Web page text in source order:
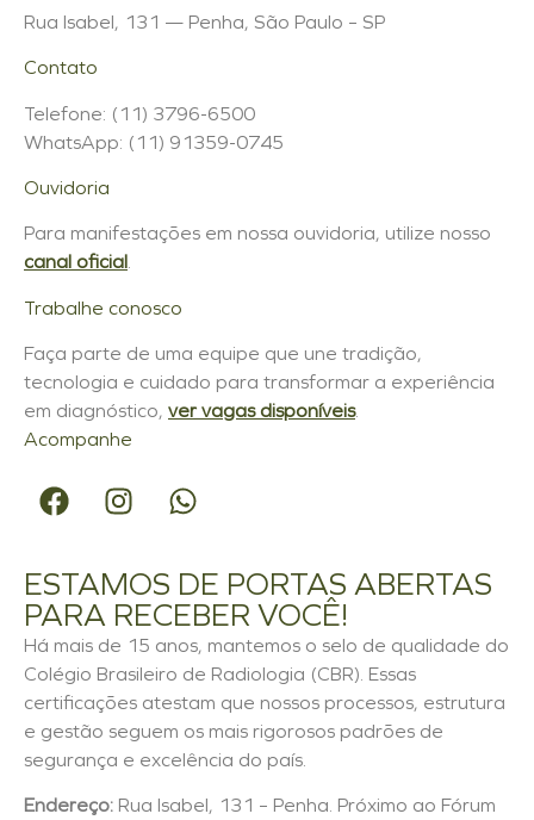
Rua Isabel, 131 — Penha, São Paulo – SP
Contato
Telefone: (11) 3796-6500
WhatsApp: (11) 91359-0745
Ouvidoria
Para manifestações em nossa ouvidoria, utilize nosso
canal oficial.
Trabalhe conosco
Faça parte de uma equipe que une tradição,
tecnologia e cuidado para transformar a experiência
em diagnóstico, ver vagas disponíveis.
Acompanhe
ESTAMOS DE PORTAS ABERTAS
PARA RECEBER VOCÊ!
Há mais de 15 anos, mantemos o selo de qualidade do
Colégio Brasileiro de Radiologia (CBR). Essas
certificações atestam que nossos processos, estrutura
e gestão seguem os mais rigorosos padrões de
segurança e excelência do país.
Endereço: Rua Isabel, 131 – Penha. Próximo ao Fórum